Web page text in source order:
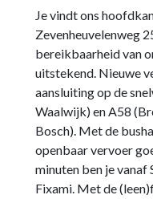
Je vindt ons
Zevenheuvelenweg
bereikbaarheid van
uitstekend. Nieuwe
aansluiting op de
Waalwijk) en A58
Bosch). Met de
openbaar vervoer
minuten ben je
Fixami. Met de